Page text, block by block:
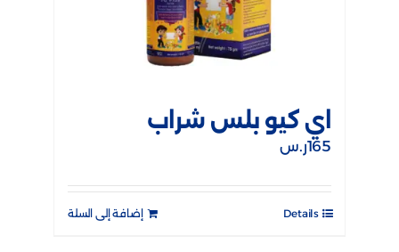
اي كيو بلس شراب
165ر.س
إضافة إلى السلة Details